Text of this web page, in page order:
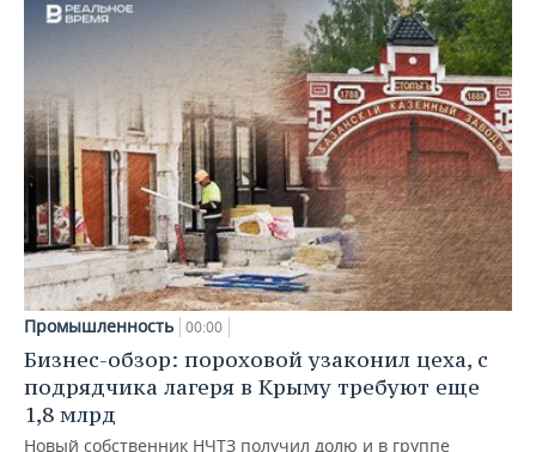
Промышленность 00:00
Бизнес-обзор: пороховой узаконил цеха, с
подрядчика лагеря в Крыму требуют еще
1,8 млрд
Новый собственник НЧТЗ получил долю и в группе